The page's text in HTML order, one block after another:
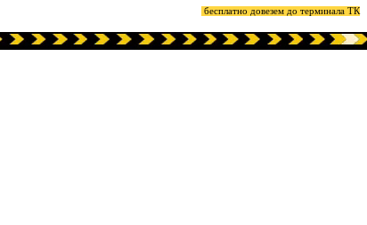
бесплатно довезем до терминала ТК